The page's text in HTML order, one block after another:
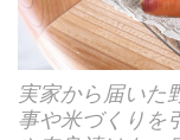
実家から届いた
事や米づくりを